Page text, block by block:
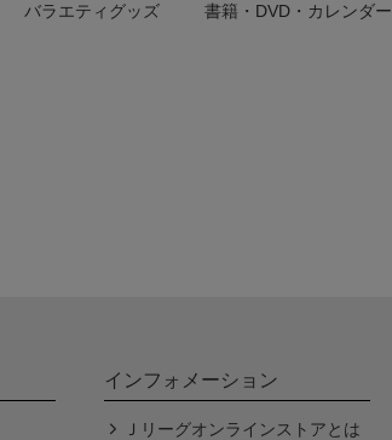
バラエティグッズ 書籍・DVD・カレンダー
インフォメーション
Ｊリーグオンラインストアとは